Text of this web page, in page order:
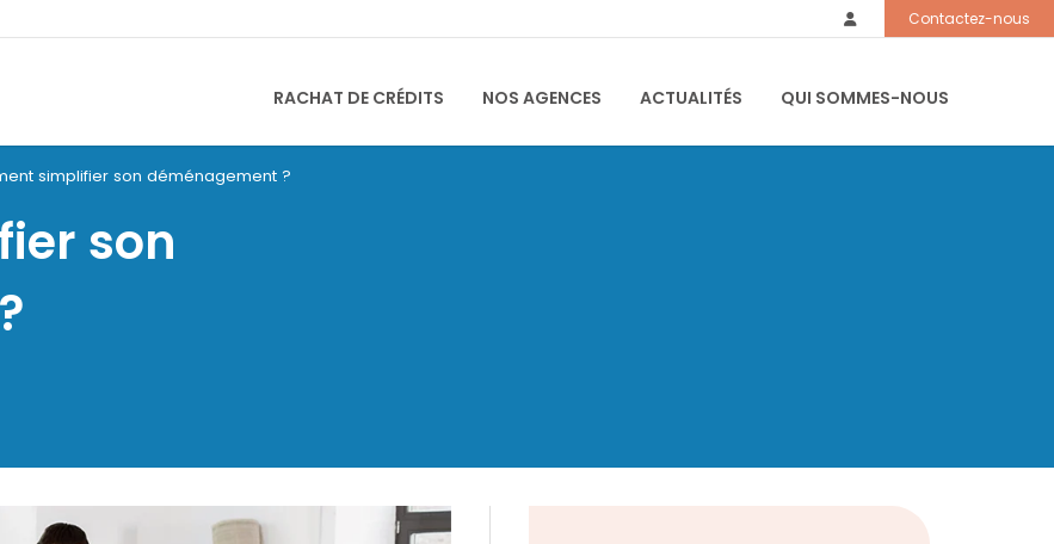
Contactez-nous
RACHAT DE CRÉDITS NOS AGENCES ACTUALITÉS QUI SOMMES-NOUS
simplifier son déménagement ?
son